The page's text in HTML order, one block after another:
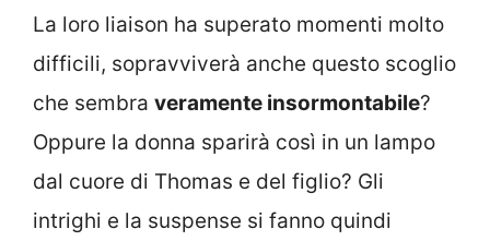
La loro liaison ha superato momenti molto
difficili, sopravviverà anche questo scoglio
che sembra veramente insormontabile?
Oppure la donna sparirà così in un lampo
dal cuore di Thomas e del figlio? Gli
intrighi e la suspense si fanno quindi